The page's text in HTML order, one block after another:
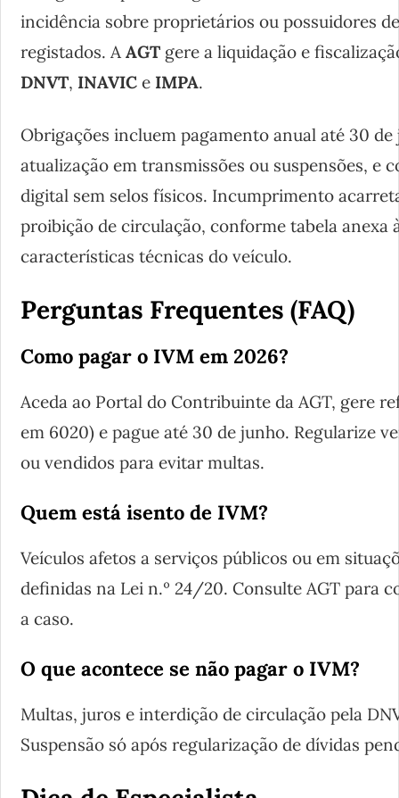
incidência sobre proprietários ou possuidores
registados. AAGT gere a liquidação e
DNVT, INAVIC e IMPA.
Obrigações incluem pagamento anual até 30 de
atualização em transmissões ou suspensões, e
digital sem selos físicos. Incumprimento
proibição de circulação, conforme tabela anexa
características técnicas do veículo.
Perguntas Frequentes (FAQ)
Como pagar o IVM em 2026?
Aceda ao Portal do Contribuinte da AGT, gere
em 6020) e pague até 30 de junho. Regularize
ou vendidos para evitar multas.
Quem está isento de IVM?
Veículos afetos a serviços públicos ou em
definidas na Lei n.º 24/20. Consulte AGT para
a caso.
O que acontece se não pagar o IVM?
Multas, juros e interdição de circulação pela
Suspensão só após regularização de dívidas